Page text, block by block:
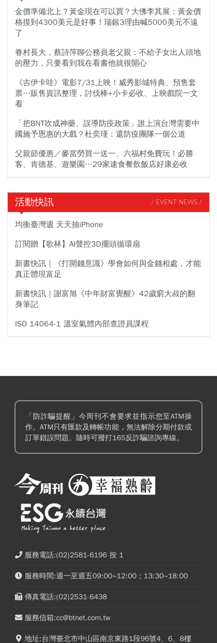
金價準備北上？黃金現在可以買？大佛李其展：黃金價
格摸到4300美元是好事！瑞銀3理由喊5000美元不遠
了
眷村長大，蔡詩萍聊公務員老父親：不給子女出人頭地
的壓力，只要看到我在看書他就很開心
《吉伊卡哇》電影7/31上映！威秀影城特典、預售套
票…販售資訊整理，討伐棒+小卡必收、上映戲院一文
看
「把BNT吹成神藥、誤導防疫政策」誰上演台灣需要中
國施予恩惠的大戲？杜奕瑾：還防疫團隊一個公道
父親節優惠／麥當勞買一送一、六福村免費玩！必勝
客、肯德基、遊樂園…29家速食餐飲飯店好康必收
活動快訊 / EVENT NEWS /
均衡臺灣週 天天抽iPhone
訂閱贈【歌林】AI聲控3D擺頭循環扇
新書快訊｜《打開錢意識》學會如何與金錢相處，才能
真正體現富足
新書快訊｜謝富旭《中年財富覺醒》42歲窮大叔的翻
身筆記
ISO 14064-1 溫室氣體內部查證員課程
「防詐騙提醒」今周刊不會要求並指示您至ATM操
作。ATM只有匯款及轉帳功能，無法解除分期付款或
訂單錯誤問題。隨時可撥打165反詐騙諮詢專線。
服務電話:(02)2581-6196 按 1
服務時間:週一至週五09:00~12:00；13:30~18:00
傳真電話:(02)2531-6438
服務信箱:cc@btnet.com.tw
地址:台灣臺北市中山區南京東路1段96號4、6、8樓